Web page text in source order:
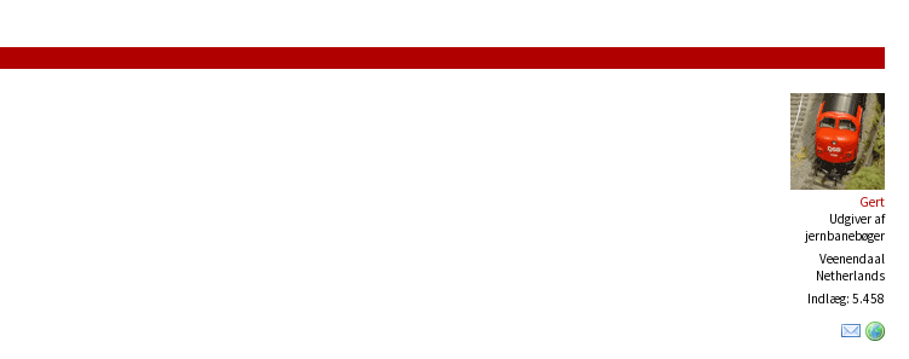
Gert
Udgiver af
jernbanebøger
Veenendaal
Netherlands
Indlæg: 5.458